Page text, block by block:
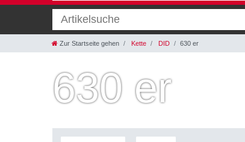
Zur Startseite gehen Kette DID 630 er
630 er